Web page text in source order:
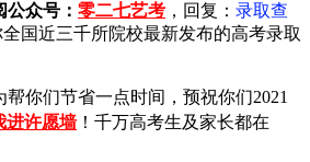
众号： 零二七艺考 ，回复： 录取查
全国近三千所院校最新发布的高考录取
你们节省一点时间，预祝你们2021
进许愿墙！千万高考生及家长都在